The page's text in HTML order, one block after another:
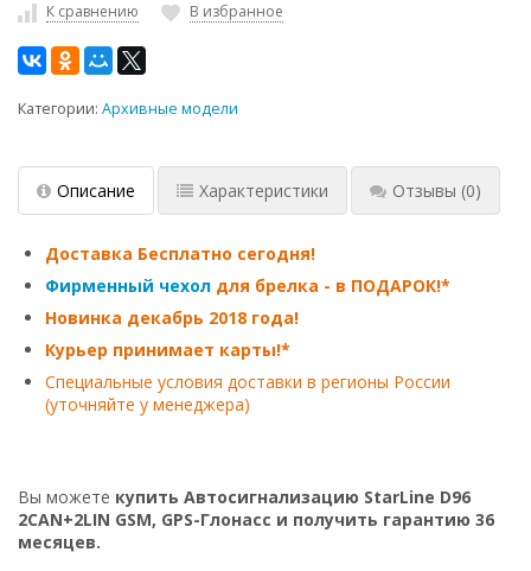
К сравнению В избранное
Категории: Архивные модели
Описание Характеристики Отзывы (0)
Доставка Бесплатно сегодня!
Фирменный чехол для брелка - в ПОДАРОК!*
Новинка декабрь 2018 года!
Курьер принимает карты!*
Специальные условия доставки в регионы России
(уточняйте у менеджера)
Вы можете купить Автосигнализацию StarLine D96
2CAN+2LIN GSM, GPS-Глонасс и получить гарантию 36
месяцев.